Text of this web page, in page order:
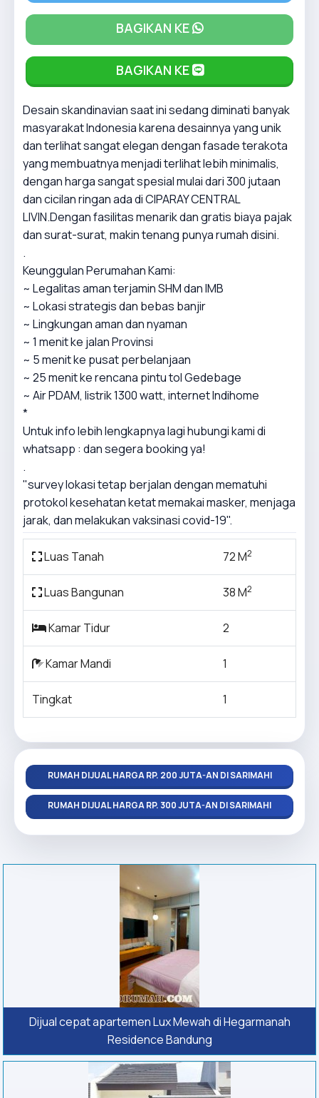
BAGIKAN KE
BAGIKAN KE
Desain skandinavian saat ini sedang diminati banyak
masyarakat Indonesia karena desainnya yang unik
dan terlihat sangat elegan dengan fasade terakota
yang membuatnya menjadi terlihat lebih minimalis,
dengan harga sangat spesial mulai dari 300 jutaan
dan cicilan ringan ada di CIPARAY CENTRAL
LIVIN.Dengan fasilitas menarik dan gratis biaya pajak
dan surat-surat, makin tenang punya rumah disini.
.
Keunggulan Perumahan Kami:
~ Legalitas aman terjamin SHM dan IMB
~ Lokasi strategis dan bebas banjir
~ Lingkungan aman dan nyaman
~ 1 menit ke jalan Provinsi
~ 5 menit ke pusat perbelanjaan
~ 25 menit ke rencana pintu tol Gedebage
~ Air PDAM, listrik 1300 watt, internet Indihome
*
Untuk info lebih lengkapnya lagi hubungi kami di
whatsapp : dan segera booking ya!
.
"survey lokasi tetap berjalan dengan mematuhi
protokol kesehatan ketat memakai masker, menjaga
jarak, dan melakukan vaksinasi covid-19".
Luas Tanah 72 M2
Luas Bangunan 38 M2
Kamar Tidur 2
Kamar Mandi 1
Tingkat 1
RUMAH DIJUAL HARGA RP. 200 JUTA-AN DI SARIMAHI
RUMAH DIJUAL HARGA RP. 300 JUTA-AN DI SARIMAHI
Dijual cepat apartemen Lux Mewah di Hegarmanah
Residence Bandung